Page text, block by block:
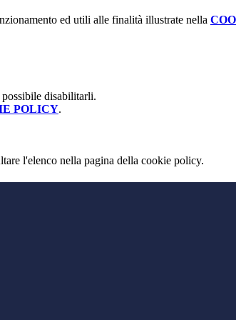
ed utili alle finalità illustrate nella
disabilitarli.
POLICY.
l'elenco nella pagina della cookie policy.